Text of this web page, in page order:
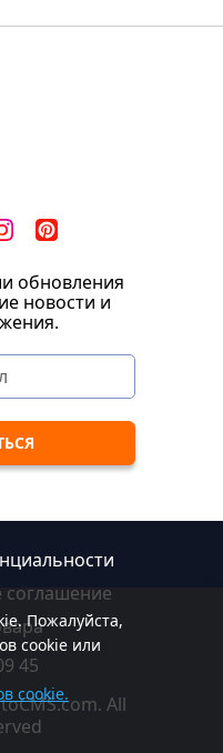
Пожалуйста,
cookie или
cookie.
обновления
новости и
соглашение
45
All